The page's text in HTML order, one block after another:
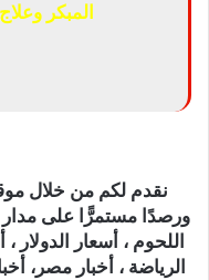
المبكر
نقدم لكم من خلال
اللحوم ، أسعار الدولار
الرياضة ، أخبار مصر،